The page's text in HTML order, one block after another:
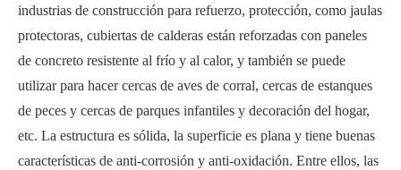
industrias de construcción para refuerzo, protección, como jaulas
protectoras, cubiertas de calderas están reforzadas con paneles
de concreto resistente al frío y al calor, y también se puede
utilizar para hacer cercas de aves de corral, cercas de estanques
de peces y cercas de parques infantiles y decoración del hogar,
etc. La estructura es sólida, la superficie es plana y tiene buenas
características de anti-corrosión y anti-oxidación. Entre ellos, las